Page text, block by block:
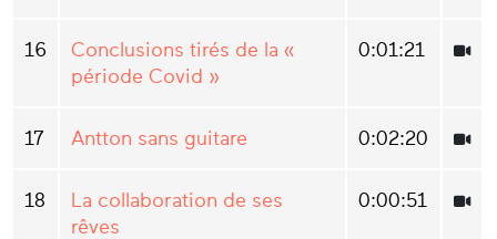
16
Conclusions tirés de la «
période Covid »
0:01:21
17 Antton sans guitare 0:02:20
18
La collaboration de ses
rêves
0:00:51